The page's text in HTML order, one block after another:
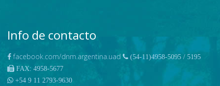
Info de contacto
facebook.com/dnm.argentina.uad
(54-11)4958-5095 / 5195
FAX: 4958-5677
+54 9 11 2793-9630